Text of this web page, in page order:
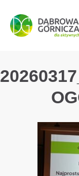
PRZEJDŹ DO
PRZEJDŹ DO
PRZEJDŹ DO